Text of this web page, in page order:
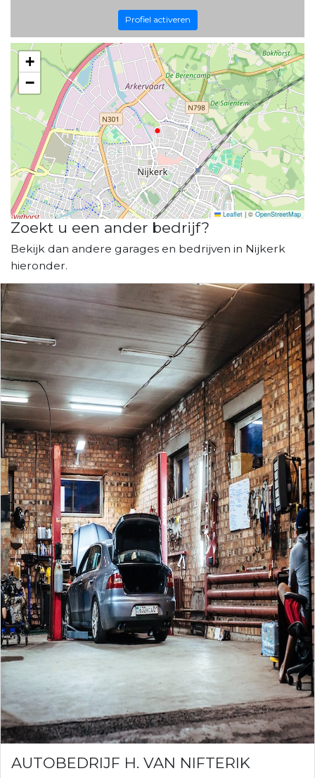
Profiel activeren
+
−
Leaflet | © OpenStreetMap
Zoekt u een ander bedrijf?
Bekijk dan andere garages en bedrijven in Nijkerk
hieronder.
AUTOBEDRIJF H. VAN NIFTERIK